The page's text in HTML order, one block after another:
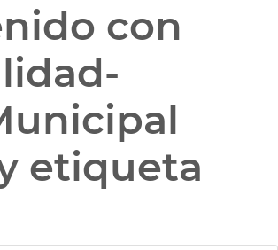
con
etiqueta